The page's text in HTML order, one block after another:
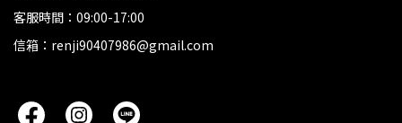
客服時間：09:00-17:00
信箱：renji90407986@gmail.com